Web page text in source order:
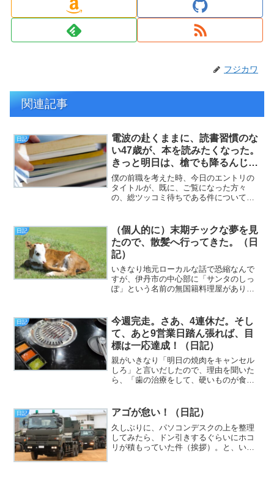
フジカワ
関連記事
日記
電波の赴くままに、読書習慣のな
い47歳が、本を読みたくなった。
きっと明日は、槍でも降るんじゃ
なかろうか。（日記）
僕の前職を考えた時、今日のエントリの
タイトルが、既に、ご覧になった方々
の、総ツッコミ待ちである件について
に地味に役立つリストレストの端が破
れ、中のゲルが「ヘロウ？」して...
日記
（個人的に）末期チックな夢を見
たので、散髪へ行ってきた。（日
記）
いきなり地元ローカルな話で恐縮なんで
すが、伊丹市の中心部に「サンタのしっ
ぽ」という名前の無国籍料理屋がありま
キツネかタヌキの化けた姿であり、本来
の「セント・ニコラス」か...
日記
今週完走。さあ、4連休だ。そし
て、あと9営業日踏ん張れば、目
標は一応達成！（日記）
親がいきなり「明日の焼肉をキャンセル
しろ」と言いだしたので、理由を聞いた
ら、「歯の治療をして、硬いものが食え
勝手な理由を訴え、予約人数を減らすこ
とで妥結しました（挨拶）...
日記 アゴが怠い！（日記）
久しぶりに、パソコンデスクの上を整理
してみたら、ドン引きするぐらいにホコ
リが積もっていた件（挨拶）。と、いう